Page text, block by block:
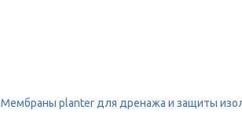
Мембраны planter для дренажа и защиты